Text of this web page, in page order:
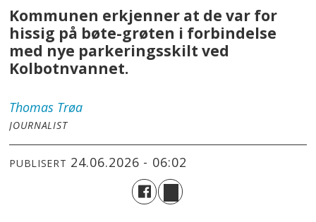
Kommunen erkjenner at de var for
hissig på bøte-grøten i forbindelse
med nye parkeringsskilt ved
Kolbotnvannet.
Thomas Trøa
JOURNALIST
PUBLISERT 24.06.2026 - 06:02